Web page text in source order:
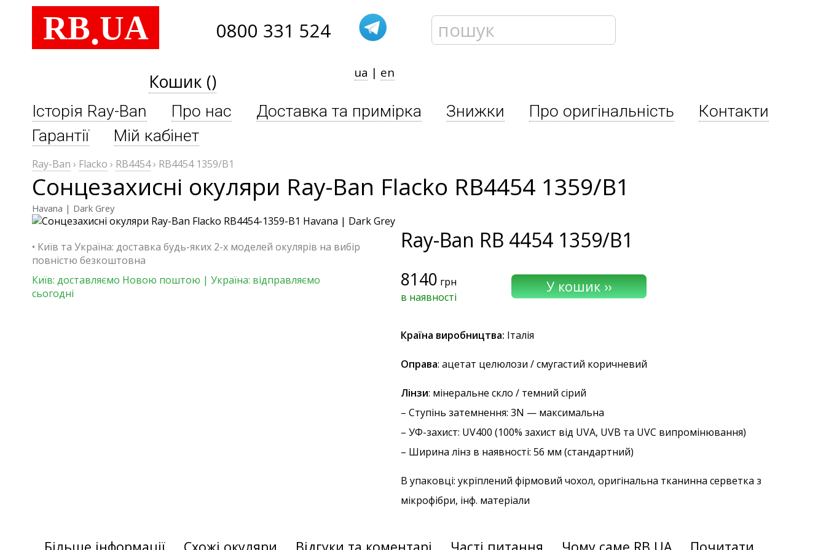
RB.UA 0800 331 524
Кошик () ua | en
Історія Ray-Ban Про нас Доставка та примірка Знижки Про оригінальність
Контакти
Гарантії
Мій кабінет
Ray-Ban › Flacko › RB4454› RB4454 1359/B1
Сонцезахисні окуляри Ray-Ban Flacko RB4454 1359/B1
Havana | Dark Grey
• Київ та Україна: доставка будь-яких 2-х моделей окулярів на вибір
повністю безкоштовна
Київ: доставляємо Новою поштою | Україна: відправляємо
сьогодні
Ray-Ban RB 4454 1359/B1
8140 грн
в наявності
Країна виробництва: Італія
Оправа: ацетат целюлози / смугастий коричневий
Лінзи: мінеральне скло / темний сірий
– Ступінь затемнення: 3N — максимальна
– УФ-захист: UV400 (100% захист від UVA, UVB та UVC випромінювання)
– Ширина лінз в наявності: 56 мм (стандартний)
В упаковці: укріплений фірмовий чохол, оригінальна тканинна серветка з
мікрофібри, інф. матеріали